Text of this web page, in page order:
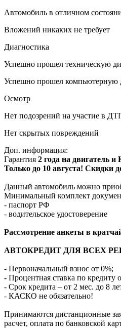
Автомобиль в отличном
Вложений никаких не требует
Диагностика
Успешно прошел техническую
Успешно прошел компьютерную
Осмотр
Нет подозрений на участие в
Нет скрытых повреждений
Доп. информация:
Гарантия 2 года на двигатель
Только до 10 августа! Скидки
Данный автомобиль можно
Минимальный комплект
- паспорт РФ
- водительское удостоверение
Рассмотрение анкеты в
АВТОКРЕДИТ ДЛЯ ВСЕХ
- Первоначальный взнос от 0%;
- Процентная ставка по кредиту
- Срок кредита – от 2 мес. до 8
- КАСКО не обязательно!
Принимаются дистанционные
расчет, оплата по банковской